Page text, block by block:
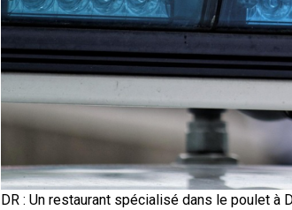
DR : Un restaurant spécialisé dans le poulet